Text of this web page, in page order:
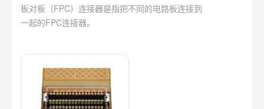
板对板（FPC）连接器是指把不同的电路板连接到
一起的FPC连接器。